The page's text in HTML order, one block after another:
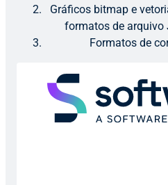
Gráficos bitmap e
formatos de arquivo
Formatos de